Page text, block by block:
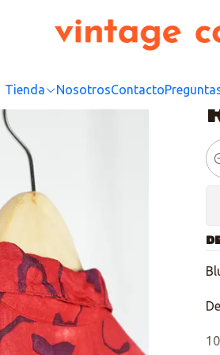
Tienda NosotrosContacto